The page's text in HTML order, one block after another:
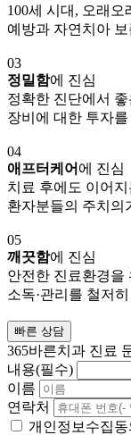
100세 시대, 오래
예방과 자연치아
03
정밀함에 진심
정확한 진단에서
장비에 대한 투자
04
애프터케어 에 진심
치료 후에도 이어
환자분들의 주치의
05
깨끗함에 진심
안전한 진료환경을
소독·관리를 철저
빠른 상담
365바른치과 진료
내용(필수)
이름
연락처
개인정보수집동